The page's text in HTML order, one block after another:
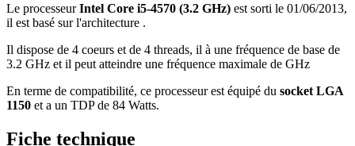
Le processeurIntel Core i5-4570 (3.2 GHz) est sorti le 01/06/2013,
il est basé sur l'architecture .
Il dispose de 4 coeurs et de 4 threads, il à une fréquence de base de
3.2 GHz et il peut atteindre une fréquence maximale de GHz
En terme de compatibilité, ce processeur est équipé du socket LGA
1150 et a un TDP de 84 Watts.
Fiche technique